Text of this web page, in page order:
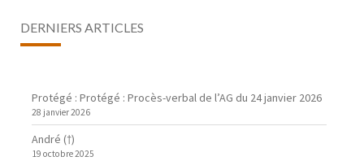
DERNIERS ARTICLES
Protégé : Protégé : Procès-verbal de l’AG du 24 janvier 2026
28 janvier 2026
André (†)
19 octobre 2025